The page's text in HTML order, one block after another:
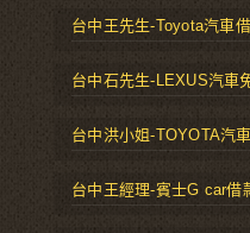
台中王先生-Toyota汽車
台中石先生-LEXUS汽車
台中洪小姐-TOYOTA汽
台中王經理-賓士G car借